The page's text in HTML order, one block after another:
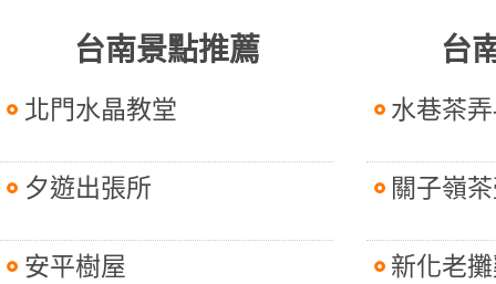
台南景點推薦
北門水晶教堂
夕遊出張所
安平樹屋
台
水巷茶
關子嶺
新化老